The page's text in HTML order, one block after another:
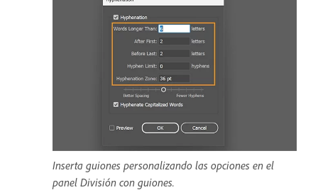
Inserta guiones personalizando las opciones en el
panel División con guiones.